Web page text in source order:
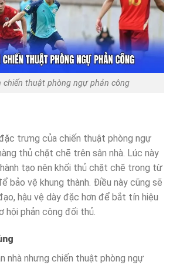
chiến thuật phòng ngự phản công
trưng của chiến thuật phòng ngự
thủ chặt chẽ trên sân nhà. Lúc này
tạo nên khối thủ chặt chẽ trong từ
bảo vệ khung thành. Điều này cũng sẽ
hậu vệ dày đặc hơn để bắt tín hiệu
hội phản công đối thủ.
nhà nhưng chiến thuật phòng ngự